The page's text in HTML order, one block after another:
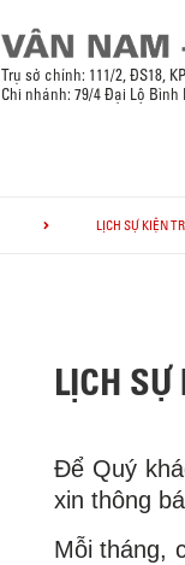
Trụ sở chính: 111/2, ĐS18,
Chi nhánh: 79/4 Đại Lộ
LỊCH SỰ KIỆN
LỊCH
Để Quý
xin thông
Mỗi tháng,